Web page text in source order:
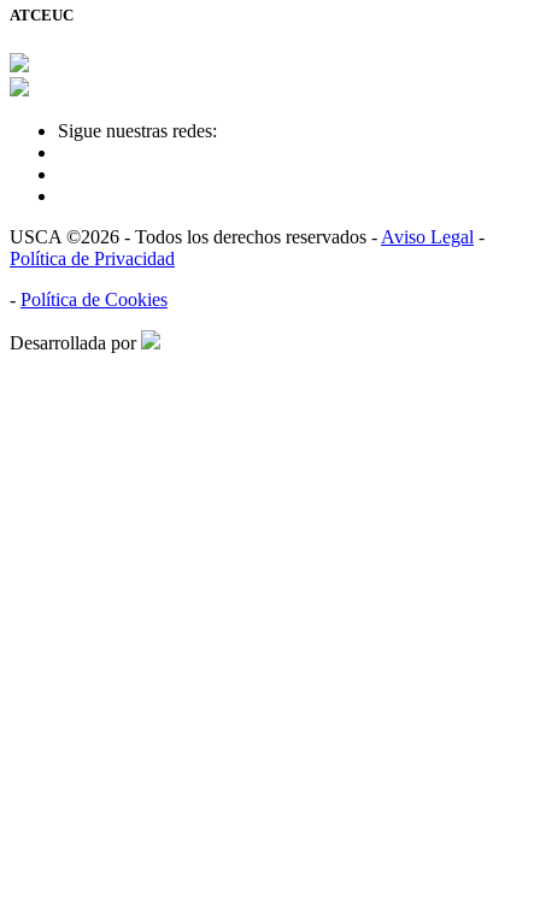
ATCEUC
Sigue nuestras redes:
USCA ©2026 - Todos los derechos reservados - Aviso Legal -
Política de Privacidad
- Política de Cookies
Desarrollada por